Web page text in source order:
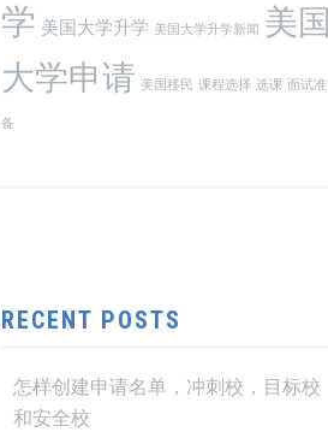
学 美国大学升学 美国大学升学新闻 美国
大学申请 美国移民 课程选择 选课 面试准
备
RECENT POSTS
怎样创建申请名单，冲刺校，目标校
和安全校